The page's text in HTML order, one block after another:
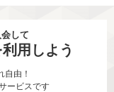
して
利用しよう
自由！
ービスです